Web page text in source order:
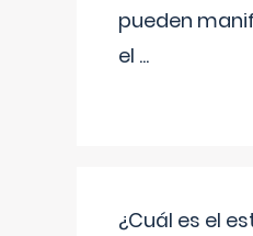
pueden
el ...
¿Cuál es el